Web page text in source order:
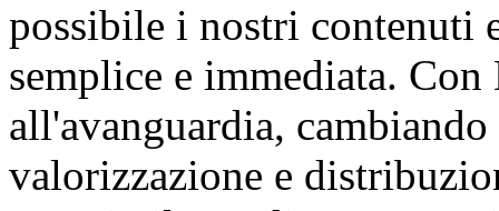
possibile i nostri contenuti
semplice e immediata.
all'avanguardia,
valorizzazione e